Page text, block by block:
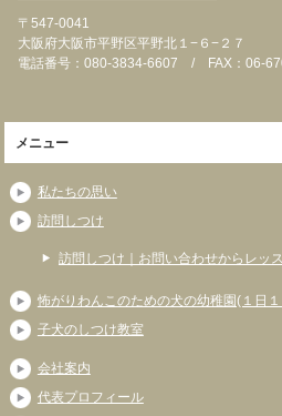
〒547-0041
大阪府大阪市平野区平野北１−６−２７
電話番号：080-3834-6607 / FAX：06-
メニュー
私たちの思い
訪問しつけ
訪問しつけ｜お問い合わせからレッ
怖がりわんこのための犬の幼稚園(１日
子犬のしつけ教室
会社案内
代表プロフィール